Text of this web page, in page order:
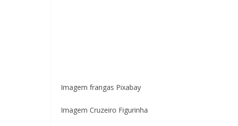
Imagem frangas Pixabay
Imagem Cruzeiro Figurinha